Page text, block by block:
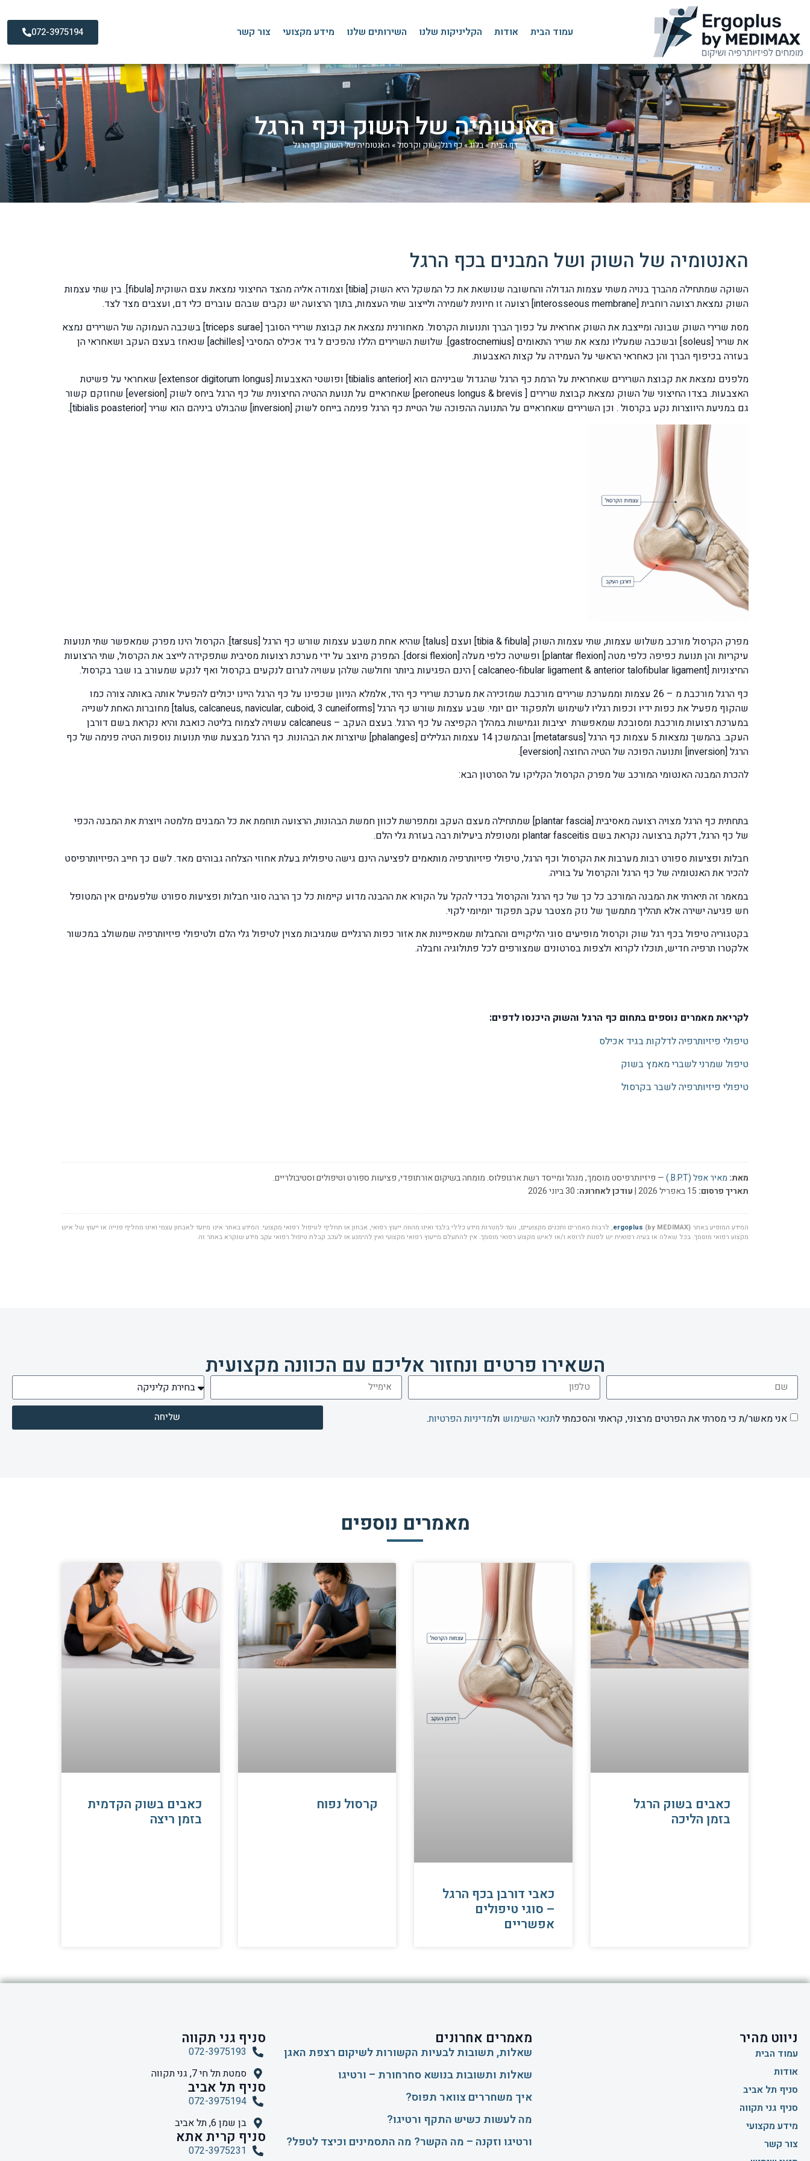
עמוד הבית אודות הקליניקות שלנו השירותים שלנו מידע מקצועי צור קשר 072-3975194
האנטומיה של השוק וכף הרגל
דף הבית»בלוג»כף רגל, שוק וקרסול» האנטומיה של השוק וכף הרגל
האנטומיה של השוק ושל המבנים בכף הרגל
השוקה שמתחילה מהברך בנויה משתי עצמות הגדולה והחשובה שנושאת את כל המשקל היא השוק [tibia] וצמודה אליה מהצד החיצוני נמצאת עצם השוקית [fibula]. בין שתי עצמות
השוק נמצאת רצועה רוחבית [interosseous membrane] רצועה זו חיונית לשמירה ולייצוב שתי העצמות, בתוך הרצועה יש נקבים שבהם עוברים כלי דם, ועצבים מצד לצד.
מסת שרירי השוק שבונה ומייצבת את השוק אחראית על כפוך הברך ותנועות הקרסול. מאחורנית נמצאת את קבוצת שרירי הסובך [triceps surae] בשכבה העמוקה של השרירים נמצא
את שריר [soleus] ובשכבה שמעליו נמצא את שריר התאומים [gastrocnemius]. שלושת השרירים הללו נהפכים ל גיד אכילס המסיבי [achilles] שנאחז בעצם העקב ושאחראי הן
בעזרה בכיפוף הברך והן כאחראי הראשי על העמידה על קצות האצבעות.
מלפנים נמצאת את קבוצת השרירים שאחראית על הרמת כף הרגל שהגדול שביניהם הוא [tibialis anterior] ופושטי האצבעות [extensor digitorum longus] שאחראי על פשיטת
האצבעות. בצדו החיצוני של השוק נמצאת קבוצת שרירים [ peroneus longus & brevis] שאחראיים על תנועת ההטיה החיצונית של כף הרגל ביחס לשוק [eversion] שחוזקם קשור
גם במניעת היווצרות נקע בקרסול . וכן השרירים שאחראיים על התנועה ההפוכה של הטיית כף הרגל פנימה בייחס לשוק [inversion] שהבולט ביניהם הוא שריר [tibialis poasterior].
מפרק הקרסול מורכב משלוש עצמות, שתי עצמות השוק [tibia & fibula] ועצם [talus] שהיא אחת משבע עצמות שורש כף הרגל [tarsus]. הקרסול הינו מפרק שמאפשר שתי תנועות
עיקריות והן תנועת כפיפה כלפי מטה [plantar flexion] ופשיטה כלפי מעלה [dorsi flexion]. המפרק מיוצב על ידי מערכת רצועות מסיבית שתפקידה לייצב את הקרסול, שתי הרצועות
החיצוניות [calcaneo-fibular ligament & anterior talofibular ligament ] הינם הפגיעות ביותר וחולשה שלהן עשויה לגרום לנקעים בקרסול ואף לנקע שמעורב בו שבר בקרסול.
כף הרגל מורכבת מ – 26 עצמות וממערכת שרירים מורכבת שמזכירה את מערכת שרירי כף היד, אלמלא הניוון שכפינו על כף הרגל היינו יכולים להפעיל אותה באותה צורה כמו
שהקוף מפעיל את כפות ידיו וכפות רגליו לשימוש ולתפקוד יום יומי. שבע עצמות שורש כף הרגל [talus, calcaneus, navicular, cuboid, 3 cuneiforms] מחוברות האחת לשנייה
במערכת רצועות מורכבת ומסובכת שמאפשרת יציבות וגמישות במהלך הקפיצה על כף הרגל. בעצם העקב – calcaneus עשויה לצמוח בליטה כואבת והיא נקראת בשם דורבן
העקב. בהמשך נמצאות 5 עצמות כף הרגל [metatarsus] ובהמשכן 14 עצמות הגלילים [phalanges] שיוצרות את הבהונות. כף הרגל מבצעת שתי תנועות נוספות הטיה פנימה של כף
הרגל [inversion] ותנועה הפוכה של הטיה החוצה [eversion].
להכרת המבנה האנטומי המורכב של מפרק הקרסול הקליקו על הסרטון הבא:
בתחתית כף הרגל מצויה רצועה מאסיבית [plantar fascia] שמתחילה מעצם העקב ומתפרשת לכוון חמשת הבהונות, הרצועה תוחמת את כל המבנים מלמטה ויוצרת את המבנה הכפי
של כף הרגל, דלקת ברצועה נקראת בשם plantar fasceitis ומטופלת ביעילות רבה בעזרת גלי הלם.
חבלות ופציעות ספורט רבות מערבות את הקרסול וכף הרגל, טיפולי פיזיותרפיה מותאמים לפציעה הינם גישה טיפולית בעלת אחוזי הצלחה גבוהים מאד. לשם כך חייב הפיזיותרפיסט
להכיר את האנטומיה של כף הרגל והקרסול על בוריה.
במאמר זה תיארתי את המבנה המורכב כל כך של כף הרגל והקרסול בכדי להקל על הקורא את ההבנה מדוע קיימות כל כך הרבה סוגי חבלות ופציעות ספורט שלפעמים אין המטופל
חש פגיעה ישירה אלא תהליך מתמשך של נזק מצטבר עקב תפקוד יומיומי לקוי.
בקטגוריה טיפול בכף רגל שוק וקרסול מופיעים סוגי הליקויים והחבלות שמאפיינות את אזור כפות הרגליים שמגיבות מצוין לטיפול גלי הלם ולטיפולי פיזיותרפיה שמשולב במכשור
אלקטרו תרפיה חדיש, תוכלו לקרוא ולצפות בסרטונים שמצורפים לכל פתולוגיה וחבלה.
לקריאת מאמרים נוספים בתחום כף הרגל והשוק היכנסו לדפים:
טיפולי פיזיותרפיה לדלקות בגיד אכילס
טיפול שמרני לשברי מאמץ בשוק
טיפולי פיזיותרפיה לשבר בקרסול
מאת: מאיר אפל (B.P.T.)
— פיזיותרפיסט מוסמך, מנהל ומייסד רשת ארגופלוס. מומחה בשיקום אורתופדי, פציעות ספורט וטיפולים וסטיבולריים.
תאריך פרסום:
עודכן לאחרונה:
המידע המופיע באתר ergoplus (by MEDIMAX)
, לרבות מאמרים ותכנים מקצועיים, נועד למטרות מידע כללי בלבד ואינו מהווה ייעוץ רפואי, אבחון או תחליף לטיפול רפואי מקצועי. המידע באתר אינו מיועד לאבחון עצמי ואינו מחליף פנייה או ייעוץ של איש
מקצוע רפואי מוסמך. בכל שאלה או בעיה רפואית יש לפנות לרופא ו/או לאיש מקצוע רפואי מוסמך. אין להתעלם מייעוץ רפואי מקצועי ואין להימנע או לעכב קבלת טיפול רפואי עקב מידע שנקרא באתר זה.
השאירו פרטים ונחזור אליכם עם הכוונה מקצועית
אני מאשר/ת כי מסרתי את הפרטים מרצוני, קראתי והסכמתי לתנאי השימוש ולמדיניות הפרטיות. שליחה
מאמרים נוספים
כאבים בשוק הרגל
בזמן הליכה
כאבי דורבן בכף הרגל
– סוגי טיפולים
אפשריים
קרסול נפוח
כאבים בשוק הקדמית
בזמן ריצה
ניווט מהיר
עמוד הבית
אודות
סניף תל אביב
סניף גני תקווה
מידע מקצועי
צור קשר
מאמרים אחרונים
שאלות, תשובות לבעיות הקשורות לשיקום רצפת האגן
שאלות ותשובות בנושא סחרחורת – ורטיגו
איך משחררים צוואר תפוס?
​מה לעשות כשיש התקף ורטיגו?
ורטיגו וזקנה – מה הקשר? מה התסמינים וכיצד לטפל?
סניף גני תקווה
072-3975193
סמטת תל חי 7, גני תקווה
סניף תל אביב
072-3975194
בן שמן 6, תל אביב
סניף קרית אתא
072-3975231